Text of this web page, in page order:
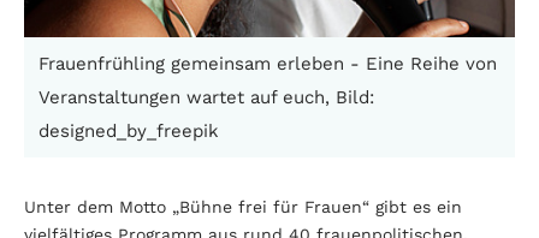
Frauenfrühling gemeinsam erleben - Eine Reihe von
Veranstaltungen wartet auf euch, Bild:
designed_by_freepik
Unter dem Motto „Bühne frei für Frauen“ gibt es ein